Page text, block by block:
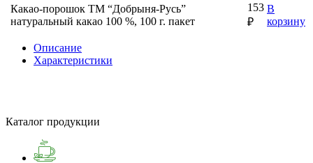
Какао-порошок ТМ “Добрыня-Русь”
натуральный какао 100 %, 100 г. пакет
153
₽
В
корзину
Описание
Характеристики
Каталог продукции